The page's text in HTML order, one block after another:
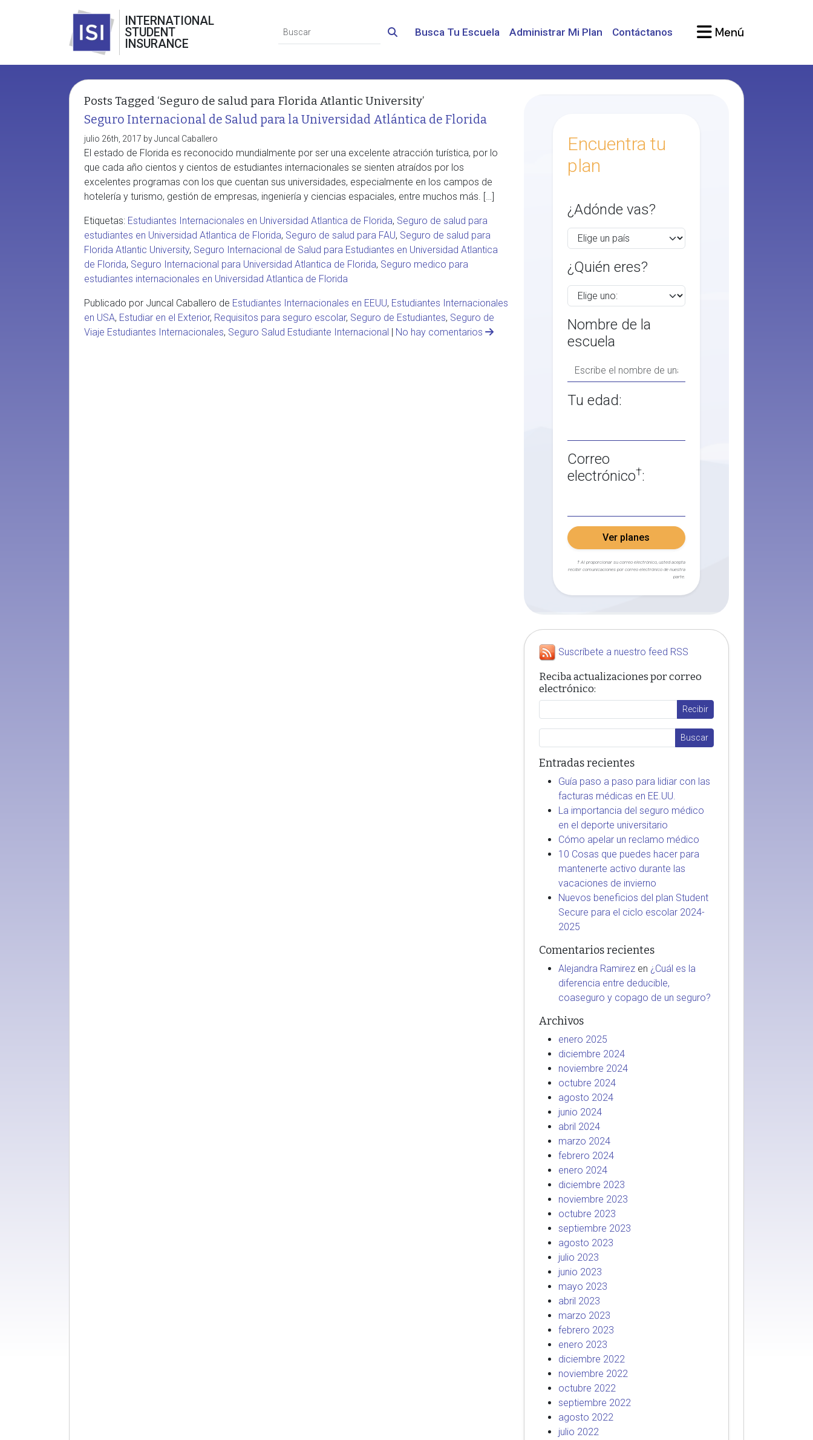
INTERNATIONAL
STUDENT
INSURANCE
Busca Tu Escuela Administrar Mi Plan Contáctanos Menú
Posts Tagged ‘Seguro de salud para Florida Atlantic University’
Seguro Internacional de Salud para la Universidad Atlántica de Florida
julio 26th, 2017 by Juncal Caballero
El estado de Florida es reconocido mundialmente por ser una excelente atracción turística, por lo
que cada año cientos y cientos de estudiantes internacionales se sienten atraídos por los
excelentes programas con los que cuentan sus universidades, especialmente en los campos de
hotelería y turismo, gestión de empresas, ingeniería y ciencias espaciales, entre muchos más. […]
Etiquetas: Estudiantes Internacionales en Universidad Atlantica de Florida, Seguro de salud para
estudiantes en Universidad Atlantica de Florida, Seguro de salud para FAU, Seguro de salud para
Florida Atlantic University, Seguro Internacional de Salud para Estudiantes en Universidad Atlantica
de Florida, Seguro Internacional para Universidad Atlantica de Florida, Seguro medico para
estudiantes internacionales en Universidad Atlantica de Florida
Publicado por Juncal Caballero de Estudiantes Internacionales en EEUU, Estudiantes Internacionales
en USA, Estudiar en el Exterior, Requisitos para seguro escolar, Seguro de Estudiantes, Seguro de
Viaje Estudiantes Internacionales, Seguro Salud Estudiante Internacional | No hay comentarios
Encuentra tu
plan
¿Adónde vas?
¿Quién eres?
Nombre de la
escuela
Tu edad:
Correo
electrónico†:
Ver planes
† Al proporcionar su correo electrónico, usted acepta
recibir comunicaciones por correo electrónico de nuestra
parte.
Suscríbete a nuestro feed RSS
Reciba actualizaciones por correo
electrónico:
Entradas recientes
Guía paso a paso para lidiar con las
facturas médicas en EE.UU.
La importancia del seguro médico
en el deporte universitario
Cómo apelar un reclamo médico
10 Cosas que puedes hacer para
mantenerte activo durante las
vacaciones de invierno
Nuevos beneficios del plan Student
Secure para el ciclo escolar 2024-
2025
Comentarios recientes
Alejandra Ramirezen ¿Cuál es la
diferencia entre deducible,
coaseguro y copago de un seguro?
Archivos
enero 2025
diciembre 2024
noviembre 2024
octubre 2024
agosto 2024
junio 2024
abril 2024
marzo 2024
febrero 2024
enero 2024
diciembre 2023
noviembre 2023
octubre 2023
septiembre 2023
agosto 2023
julio 2023
junio 2023
mayo 2023
abril 2023
marzo 2023
febrero 2023
enero 2023
diciembre 2022
noviembre 2022
octubre 2022
septiembre 2022
agosto 2022
julio 2022